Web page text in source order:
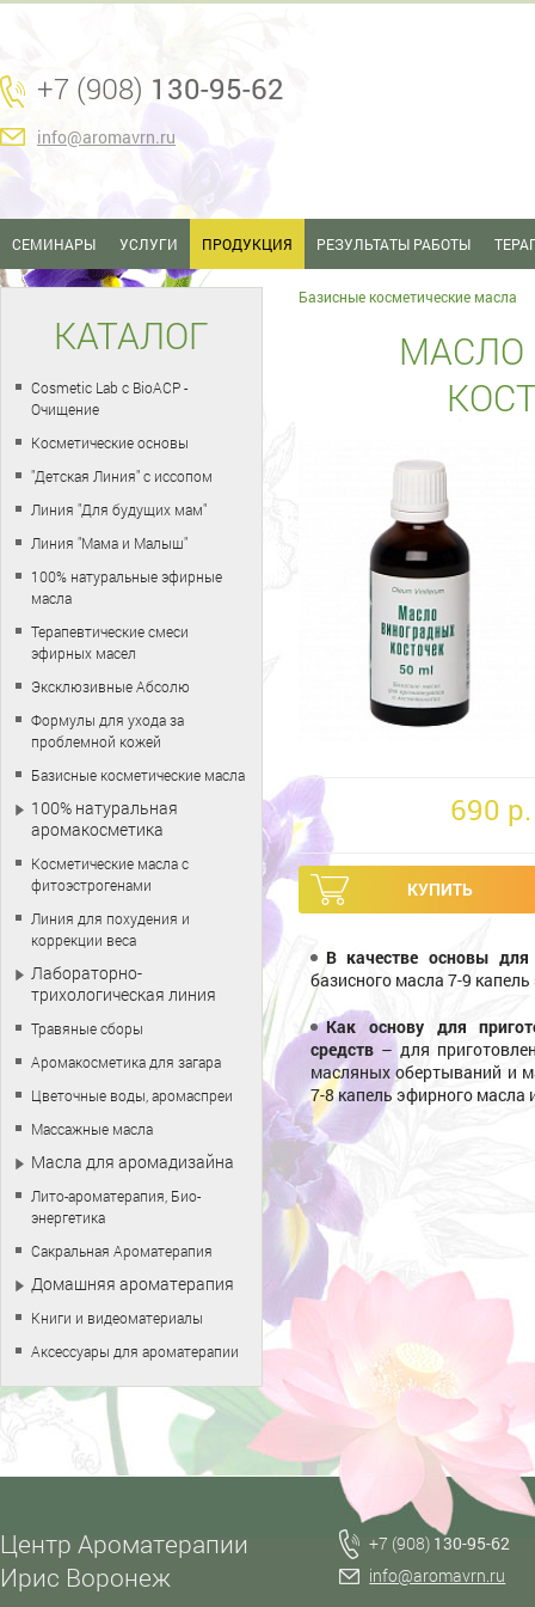
+7 (908) 130-95-62
info@aromavrn.ru
СЕМИНАРЫ УСЛУГИ ПРОДУКЦИЯ РЕЗУЛЬТАТЫ РАБОТЫ
Базисные косметические масла
МАСЛО
690 p.
В качестве основы
базисного масла 7-9
Как основу для
средств – для
масляных обертываний и
7-8 капель эфирного
КАТАЛОГ
Cosmetic Lab с BioACP -
Очищение
Косметические основы
"Детская Линия" с иссопом
Линия "Для будущих мам"
Линия "Мама и Малыш"
100% натуральные эфирные
масла
Терапевтические смеси
эфирных масел
Эксклюзивные Абсолю
Формулы для ухода за
проблемной кожей
Базисные косметические масла
100% натуральная
аромакосметика
Косметические масла с
фитоэстрогенами
Линия для похудения и
коррекции веса
Лабораторно-
трихологическая линия
Травяные сборы
Аромакосметика для загара
Цветочные воды, аромаспреи
Массажные масла
Масла для аромадизайна
Лито-ароматерапия, Био-
энергетика
Сакральная Ароматерапия
Домашняя ароматерапия
Книги и видеоматериалы
Аксессуары для ароматерапии
Центр Ароматерапии
Ирис Воронеж
+7 (908) 130-95-62
info@aromavrn.ru